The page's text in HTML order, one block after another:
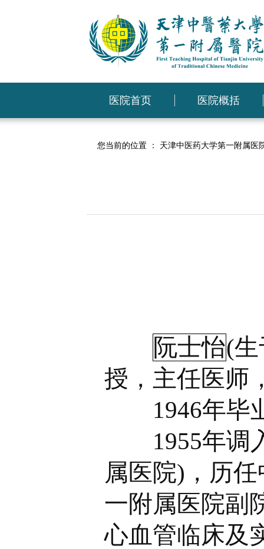
医院首页 医院概括
您当前的位置 ： 天津中医药大学第一附属医
阮士怡(
授，主任医师
1946年毕业
1955年调入
属医院)，历
一附属医院副
心血管临床及